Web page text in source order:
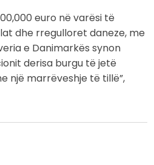
euro në varësi të
dhe rregulloret daneze, me
e Danimarkës synon
derisa burgu të jetë
një marrëveshje të tillë”,